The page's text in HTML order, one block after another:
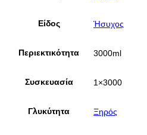
Είδος Ήσυχος
Περιεκτικότητα 3000ml
Συσκευασία 1×3000
Γλυκύτητα Ξηρός